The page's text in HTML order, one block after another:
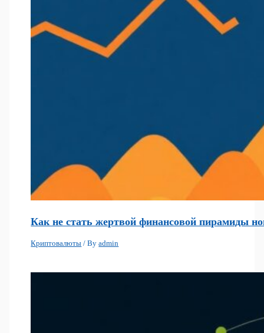
Как не стать жертвой финансовой пирамиды
Криптовалюты / Byadmin